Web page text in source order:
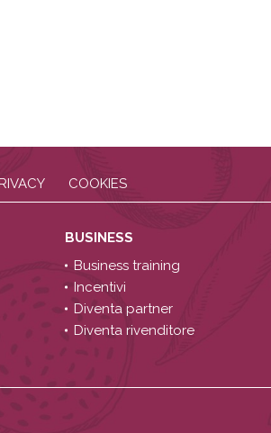
COOKIES
BUSINESS
Business training
Incentivi
Diventa partner
Diventa rivenditore